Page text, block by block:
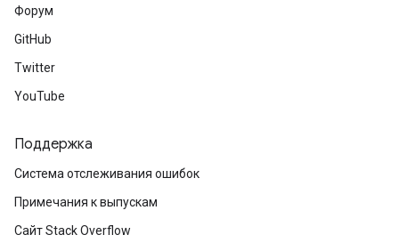
Форум
GitHub
Twitter
YouTube
Поддержка
Система отслеживания ошибок
Примечания к выпускам
Сайт Stack Overflow